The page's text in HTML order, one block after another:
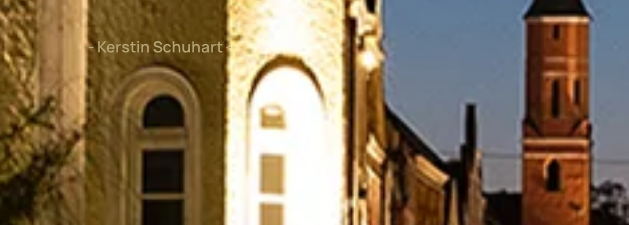
- Kerstin Schuhart -